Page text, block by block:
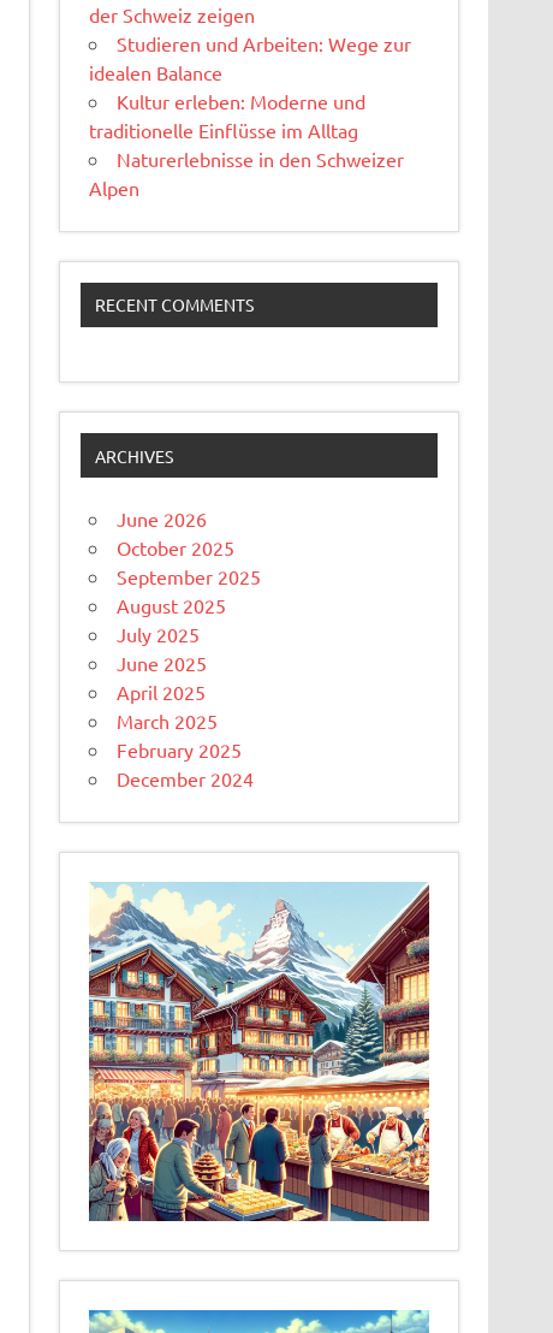
der Schweiz zeigen
Studieren und Arbeiten: Wege zur
idealen Balance
Kultur erleben: Moderne und
traditionelle Einflüsse im Alltag
Naturerlebnisse in den Schweizer
Alpen
RECENT COMMENTS
ARCHIVES
June 2026
October 2025
September 2025
August 2025
July 2025
June 2025
April 2025
March 2025
February 2025
December 2024